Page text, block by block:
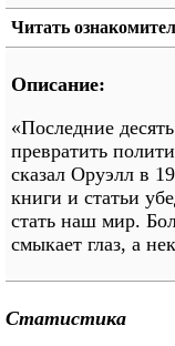
Читать
Описание:
«Последние
превратить
сказал Оруэлл в
книги и статьи
стать наш мир.
смыкает глаз, а
Статистика